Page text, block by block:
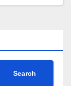
Search